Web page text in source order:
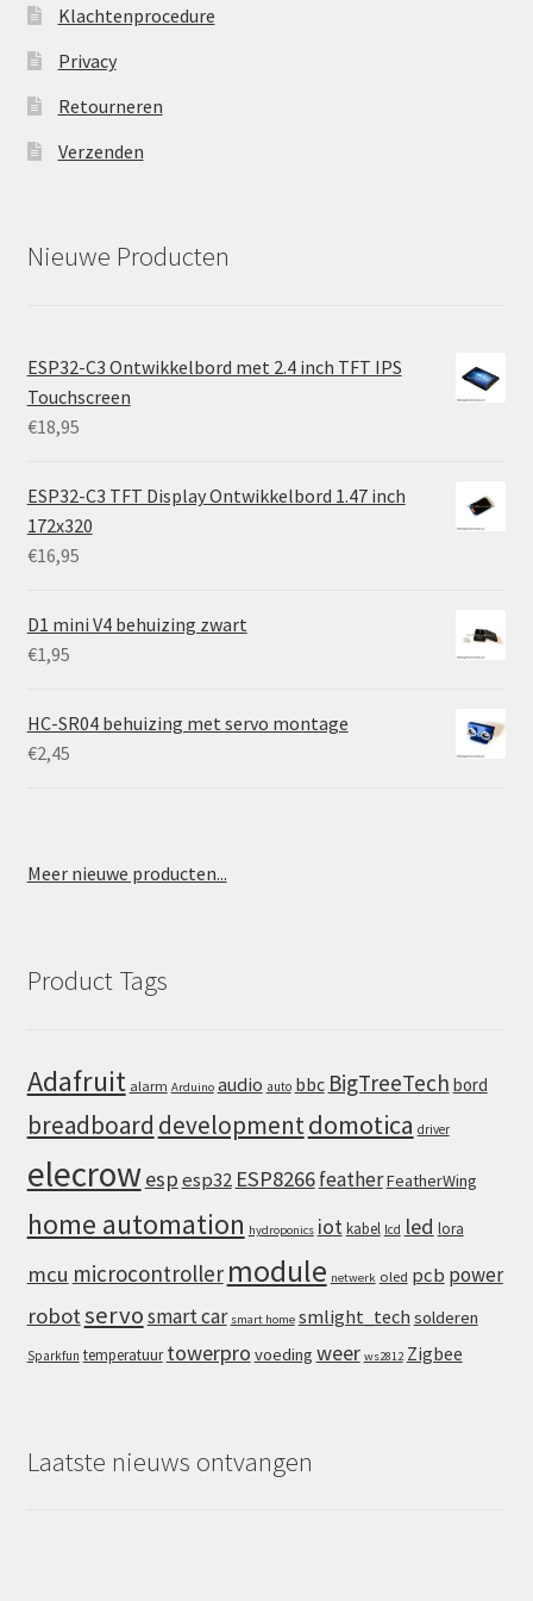
Klachtenprocedure
Privacy
Retourneren
Verzenden
Nieuwe Producten
ESP32-C3 Ontwikkelbord met 2.4 inch TFT IPS
Touchscreen
€18,95
ESP32-C3 TFT Display Ontwikkelbord 1.47 inch
172x320
€16,95
D1 mini V4 behuizing zwart
€1,95
HC-SR04 behuizing met servo montage
€2,45
Meer nieuwe producten...
Product Tags
Adafruit alarm Arduino audio auto bbc BigTreeTech bord
breadboard developmentdomotica driver
elecrowespesp32 ESP8266featherFeatherWing
home automation hydroponics iot kabel lcd led lora
mcu microcontroller module netwerk oled pcb power
robotservosmart car smart home smlight_tech solderen
Sparkfun temperatuur towerpro voeding weer ws2812 Zigbee
Laatste nieuws ontvangen